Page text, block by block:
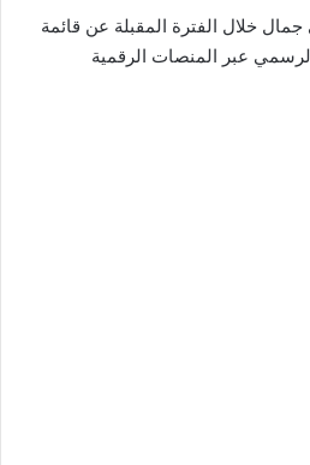
خلال الفترة المقبلة عن قائمة
عبر المنصات الرقمية